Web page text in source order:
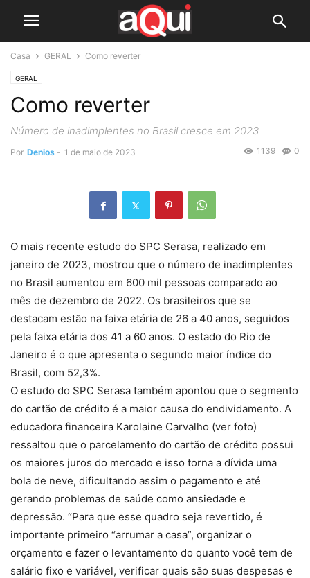
Casa GERAL Como reverter
GERAL
Como reverter
Número de inadimplentes no Brasil cresce em 2023
Por Denios - 1 de maio de 2023 0
1139
O mais recente estudo do SPC Serasa, realizado em
janeiro de 2023, mostrou que o número de inadimplentes
no Brasil aumentou em 600 mil pessoas comparado ao
mês de dezembro de 2022. Os brasileiros que se
destacam estão na faixa etária de 26 a 40 anos, seguidos
pela faixa etária dos 41 a 60 anos. O estado do Rio de
Janeiro é o que apresenta o segundo maior índice do
Brasil, com 52,3%.
O estudo do SPC Serasa também apontou que o segmento
do cartão de crédito é a maior causa do endividamento. A
educadora financeira Karolaine Carvalho (ver foto)
ressaltou que o parcelamento do cartão de crédito possui
os maiores juros do mercado e isso torna a dívida uma
bola de neve, dificultando assim o pagamento e até
gerando problemas de saúde como ansiedade e
depressão. “Para que esse quadro seja revertido, é
importante primeiro “arrumar a casa”, organizar o
orçamento e fazer o levantamento do quanto você tem de
salário fixo e variável, verificar quais são suas despesas e